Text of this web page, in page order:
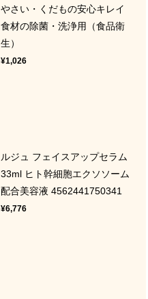
やさい・くだもの安心キレイ
食材の除菌・洗浄用（食品衛
生）
¥1,026
ルジュ フェイスアップセラム
33ml ヒト幹細胞エクソソーム
配合美容液 4562441750341
¥6,776